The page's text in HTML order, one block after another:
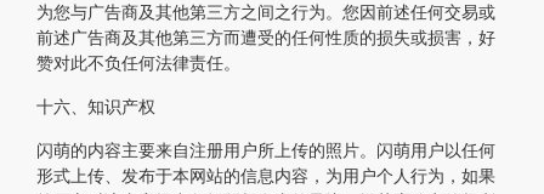
为您与广告商及其他第三方之间之行为。您因前述任何交易或
前述广告商及其他第三方而遭受的任何性质的损失或损害，好
赞对此不负任何法律责任。
十六、知识产权
闪萌的内容主要来自注册用户所上传的照片。闪萌用户以任何
形式上传、发布于本网站的信息内容，为用户个人行为，如果